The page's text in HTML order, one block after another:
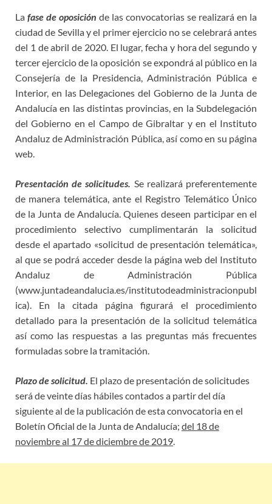
La fase de oposición de las convocatorias se realizará en la
ciudad de Sevilla y el primer ejercicio no se celebrará antes
del 1 de abril de 2020. El lugar, fecha y hora del segundo y
tercer ejercicio de la oposición se expondrá al público en la
Consejería de la Presidencia, Administración Pública e
Interior, en las Delegaciones del Gobierno de la Junta de
Andalucía en las distintas provincias, en la Subdelegación
del Gobierno en el Campo de Gibraltar y en el Instituto
Andaluz de Administración Pública, así como en su página
web.
Presentación de solicitudes. Se realizará preferentemente
de manera telemática, ante el Registro Telemático Único
de la Junta de Andalucía. Quienes deseen participar en el
procedimiento selectivo cumplimentarán la solicitud
desde el apartado «solicitud de presentación telemática»,
al que se podrá acceder desde la página web del Instituto
Andaluz de Administración Pública
(www.juntadeandalucia.es/institutodeadministracionpubl
ica). En la citada página figurará el procedimiento
detallado para la presentación de la solicitud telemática
así como las respuestas a las preguntas más frecuentes
formuladas sobre la tramitación.
Plazo de solicitud. El plazo de presentación de solicitudes
será de veinte días hábiles contados a partir del día
siguiente al de la publicación de esta convocatoria en el
Boletín Oficial de la Junta de Andalucía; del 18 de
noviembre al 17 de diciembre de 2019